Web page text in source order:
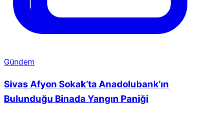
Gündem
Sivas Afyon Sokak’ta Anadolubank’ın
Bulunduğu Binada Yangın Paniği